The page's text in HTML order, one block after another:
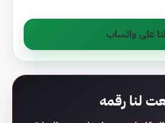
على واتساب
لنا رقمه